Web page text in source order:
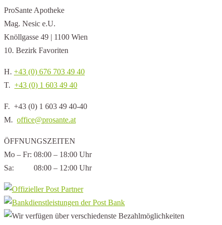
ProSante Apotheke
Mag. Nesic e.U.
Knöllgasse 49 | 1100 Wien
10. Bezirk Favoriten
H. +43 (0) 676 703 49 40
T. +43 (0) 1 603 49 40
F. +43 (0) 1 603 49 40-40
M. office@prosante.at
ÖFFNUNGSZEITEN
Mo – Fr: 08:00 – 18:00 Uhr
Sa: 08:00 – 12:00 Uhr